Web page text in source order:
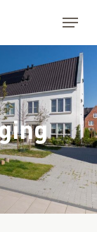
Menu
Close
Menu